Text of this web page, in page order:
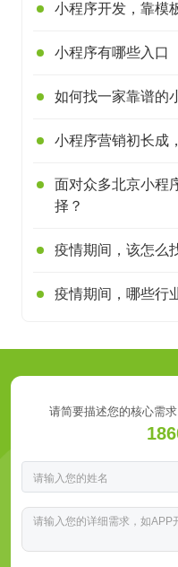
小程序开发，靠模
小程序有哪些入口
如何找一家靠谱的
小程序营销初长成
面对众多北京小程
择？
疫情期间，该怎么
疫情期间，哪些行
请简要描述您的核心需